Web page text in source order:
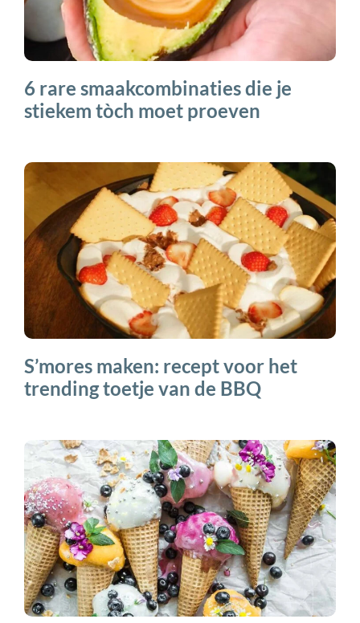
6 rare smaakcombinaties die je
stiekem tòch moet proeven
S’mores maken: recept voor het
trending toetje van de BBQ